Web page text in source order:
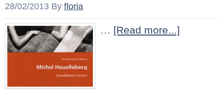
28/02/2013 By floria
… [Read more...]